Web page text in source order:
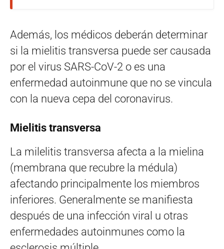
Además, los médicos deberán determinar
si la mielitis transversa puede ser causada
por el virus SARS-CoV-2 o es una
enfermedad autoinmune que no se vincula
con la nueva cepa del coronavirus.
Mielitis transversa
La milelitis transversa afecta a la mielina
(membrana que recubre la médula)
afectando principalmente los miembros
inferiores. Generalmente se manifiesta
después de una infección viral u otras
enfermedades autoinmunes como la